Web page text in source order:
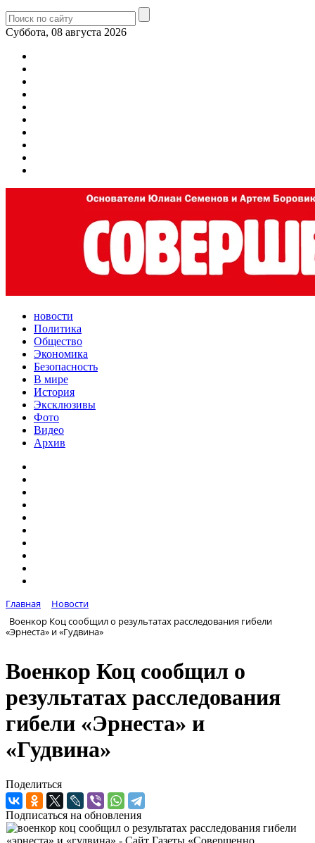
Суббота, 08 августа 2026
новости
Политика
Общество
Экономика
Безопасность
В мире
История
Эксклюзивы
Фото
Видео
Архив
Главная
Новости
Военкор Коц сообщил о результатах расследования гибели
«Эрнеста» и «Гудвина»
Военкор Коц сообщил о
результатах расследования
гибели «Эрнеста» и
«Гудвина»
Поделиться
Подписаться на обновления